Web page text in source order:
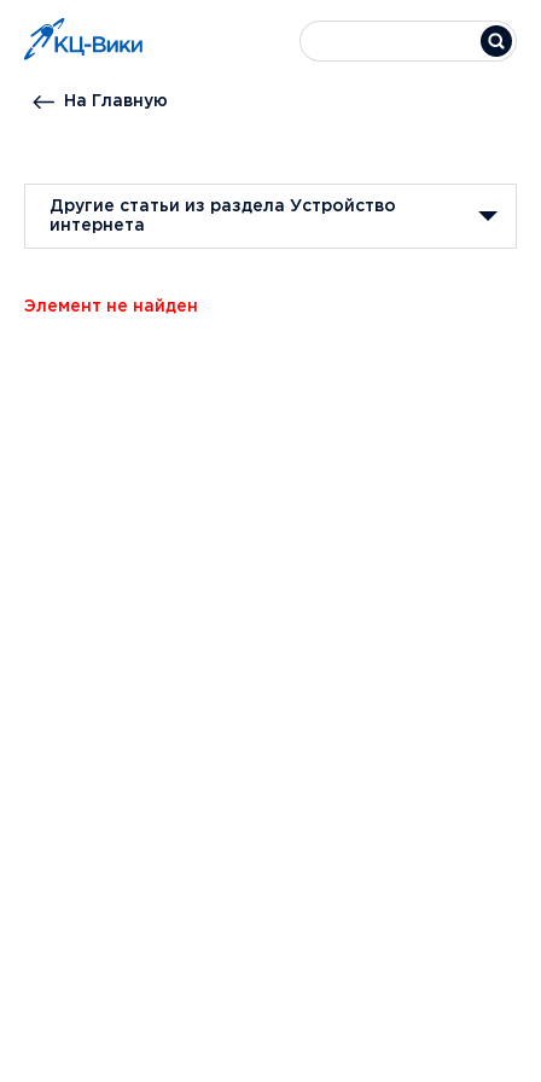
На Главную
Другие статьи из раздела Устройство
интернета
Элемент не найден